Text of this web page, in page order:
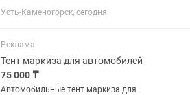
75D/190T PU W/R. Водостойкость тента
[мм в.ст.] 5000. Высота 210 наружный
мешок.
Усть-Каменогорск, сегодня
Реклама
Тент маркиза для автомобилей
75 000 ₸
Автомобильные тент маркиза для